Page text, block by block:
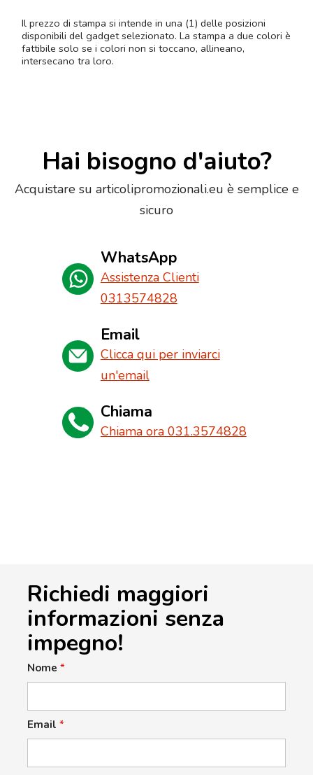
Il prezzo di stampa si intende in una (1) delle posizioni
disponibili del gadget selezionato. La stampa a due colori è
fattibile solo se i colori non si toccano, allineano,
intersecano tra loro.
Hai bisogno d'aiuto?
Acquistare su articolipromozionali.eu è semplice e
sicuro
WhatsApp
Assistenza Clienti
0313574828
Email
Clicca qui per inviarci
un'email
Chiama
Chiama ora 031.3574828
Richiedi maggiori
informazioni senza
impegno!
Nome *
Email *